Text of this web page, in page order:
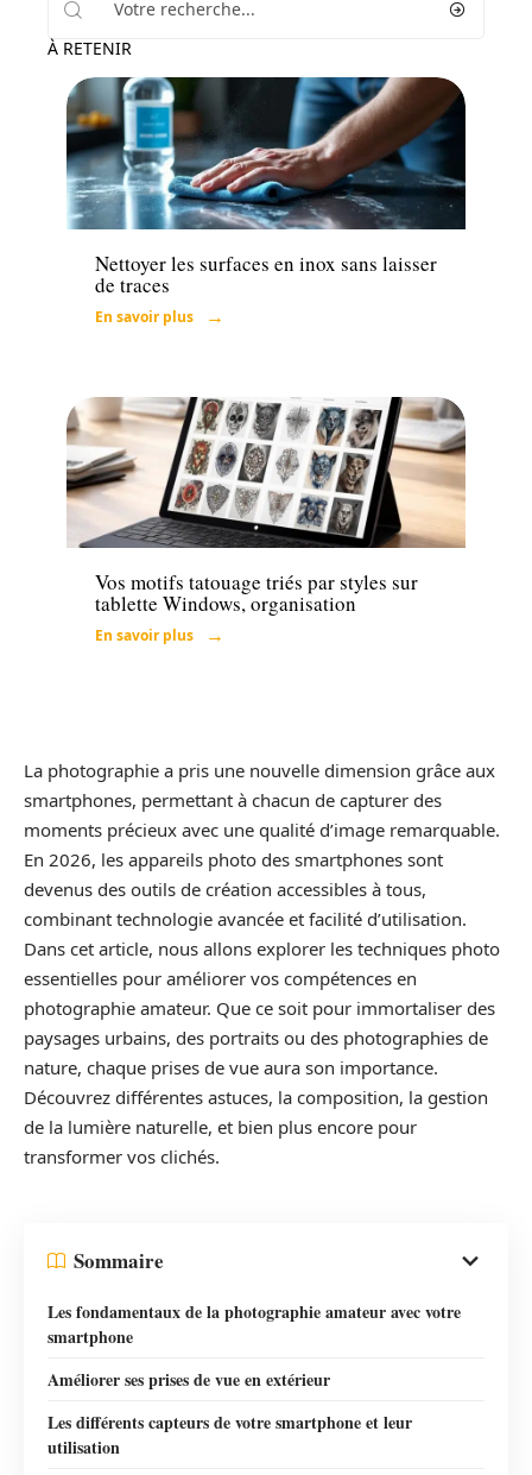
À RETENIR
Maison
Nettoyer les surfaces en inox sans laisser
de traces
En savoir plus
Vos motifs tatouage triés par styles sur
tablette Windows, organisation
En savoir plus
La photographie a pris une nouvelle dimension grâce aux
smartphones, permettant à chacun de capturer des
moments précieux avec une qualité d’image remarquable.
En 2026, les appareils photo des smartphones sont
devenus des outils de création accessibles à tous,
combinant technologie avancée et facilité d’utilisation.
Dans cet article, nous allons explorer les techniques photo
essentielles pour améliorer vos compétences en
photographie amateur. Que ce soit pour immortaliser des
paysages urbains, des portraits ou des photographies de
nature, chaque prises de vue aura son importance.
Découvrez différentes astuces, la composition, la gestion
de la lumière naturelle, et bien plus encore pour
transformer vos clichés.
Sommaire
Les fondamentaux de la photographie amateur avec votre
smartphone
Améliorer ses prises de vue en extérieur
Les différents capteurs de votre smartphone et leur
utilisation